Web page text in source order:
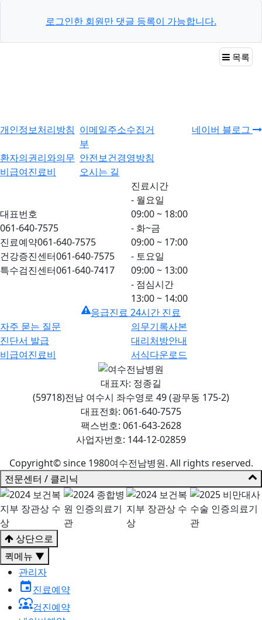
로그인한 회원만 댓글 등록이 가능합니다.
목록
개인정보처리방침 이메일주소수집거
부
환자의권리와의무 안전보건경영방침
비급여진료비
오시는 길
네이버 블로그
대표번호
061-640-7575
진료예약061-640-7575
건강증진센터061-640-7575
특수검진센터061-640-7417
진료시간
- 월요일
09:00 ~ 18:00
- 화~금
09:00 ~ 17:00
- 토요일
09:00 ~ 13:00
- 점심시간
13:00 ~ 14:00
응급진료 24시간 진료
자주 묻는 질문
의무기록사본
진단서 발급
대리처방안내
비급여진료비
서식다운로드
대표자: 정종길
(59718)전남 여수시 좌수영로 49 (광무동 175-2)
대표전화: 061-640-7575
팩스번호: 061-643-2628
사업자번호: 144-12-02859
Copyright© since 1980여수전남병원. All rights reserved.
전문센터 / 클리닉
상단으로
퀵메뉴 ▼
관리자
event진료예약
diversity_1검진예약